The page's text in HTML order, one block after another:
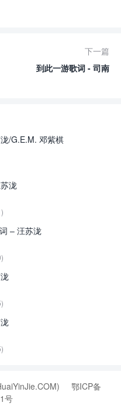
下一篇
到此一游歌词 - 司南
/G.E.M. 邓紫棋
泷
– 汪苏泷
鄂ICP备
号